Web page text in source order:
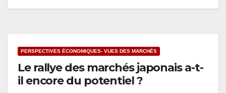
PERSPECTIVES ÉCONOMIQUES- VUES DES MARCHÉS
Le rallye des marchés japonais a-t-
il encore du potentiel ?